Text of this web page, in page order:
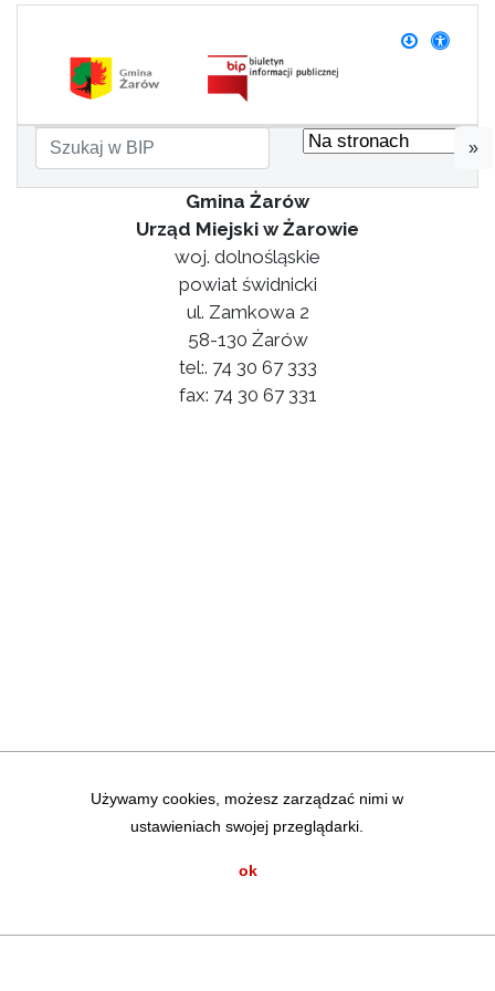
Używamy cookies, możesz zarządzać nimi w
ustawieniach swojej przeglądarki.
ok
»
Gmina Żarów
Urząd Miejski w Żarowie
woj. dolnośląskie
powiat świdnicki
ul. Zamkowa 2
58-130 Żarów
tel:. 74 30 67 333
fax: 74 30 67 331